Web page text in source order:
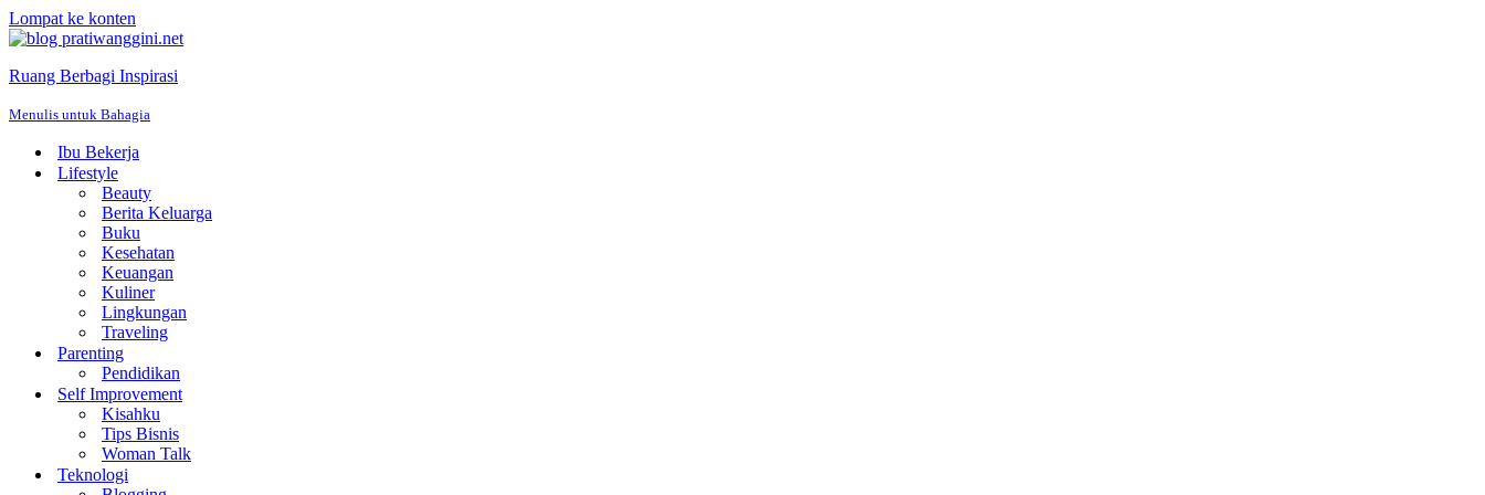
Lompat ke konten
Ruang Berbagi Inspirasi
Menulis untuk Bahagia
Ibu Bekerja
Lifestyle
Beauty
Berita Keluarga
Buku
Kesehatan
Keuangan
Kuliner
Lingkungan
Traveling
Parenting
Pendidikan
Self Improvement
Kisahku
Tips Bisnis
Woman Talk
Teknologi